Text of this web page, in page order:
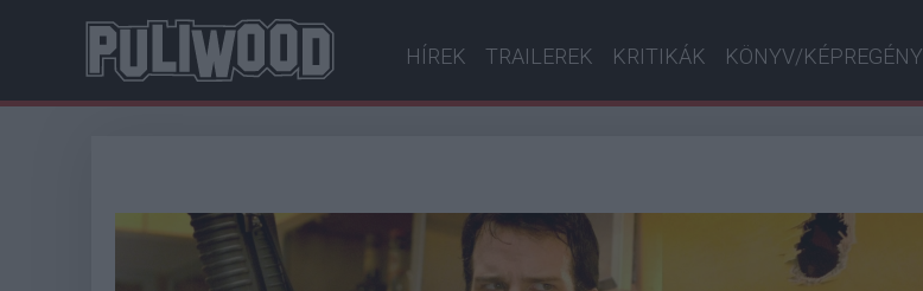
HÍREK TRAILEREK KRITIKÁK KÖNYV/KÉPREGÉNY